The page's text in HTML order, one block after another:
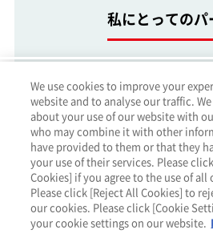
私にとってのパ
すべてはファンが楽しく、
ービスを提供し続けていく想いが込
考えています。
川名
パーパスが示す「人と人、
つながる」世界が来ることを願って
現にバンダイナムコが貢献し、輝く
We use cookies to improve your
website and to analyse our traffic.
about your use of our website with
who may combine it with other
have provided to them or that they
your use of their services. Please
Cookies] if you agree to the use of all
Please click [Reject All Cookies] to
our cookies. Please click [Cookie
your cookie settings on our website.